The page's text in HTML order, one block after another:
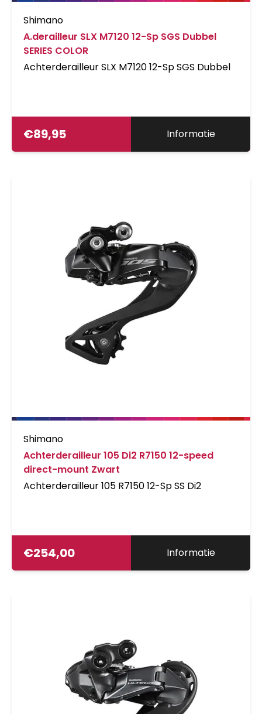
Shimano
A.derailleur SLX M7120 12-Sp SGS Dubbel
SERIES COLOR
Achterderailleur SLX M7120 12-Sp SGS Dubbel
€89,95 Informatie
Shimano
Achterderailleur 105 Di2 R7150 12-speed
direct-mount Zwart
Achterderailleur 105 R7150 12-Sp SS Di2
€254,00 Informatie